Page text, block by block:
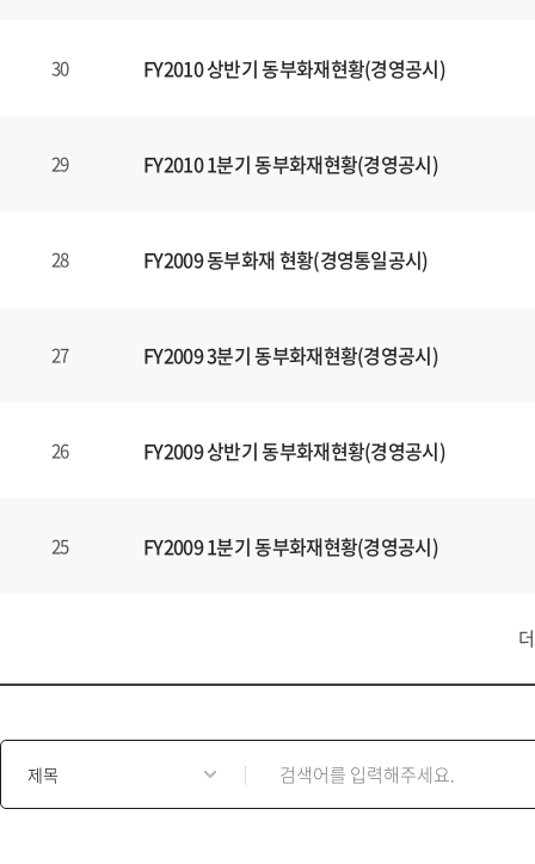
30 FY2010 상반기 동부화재현황(경영공시)
29 FY2010 1분기 동부화재현황(경영공시)
28 FY2009 동부화재 현황(경영통일공시)
27 FY2009 3분기 동부화재현황(경영공시)
26 FY2009 상반기 동부화재현황(경영공시)
25 FY2009 1분기 동부화재현황(경영공시)
게